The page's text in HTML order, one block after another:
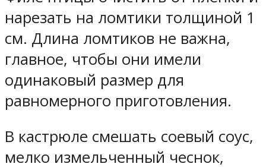
нарезать на ломтики толщиной 1
см. Длина ломтиков не важна,
главное, чтобы они имели
одинаковый размер для
равномерного приготовления.
В кастрюле смешать соевый соус,
мелко измельченный чеснок,